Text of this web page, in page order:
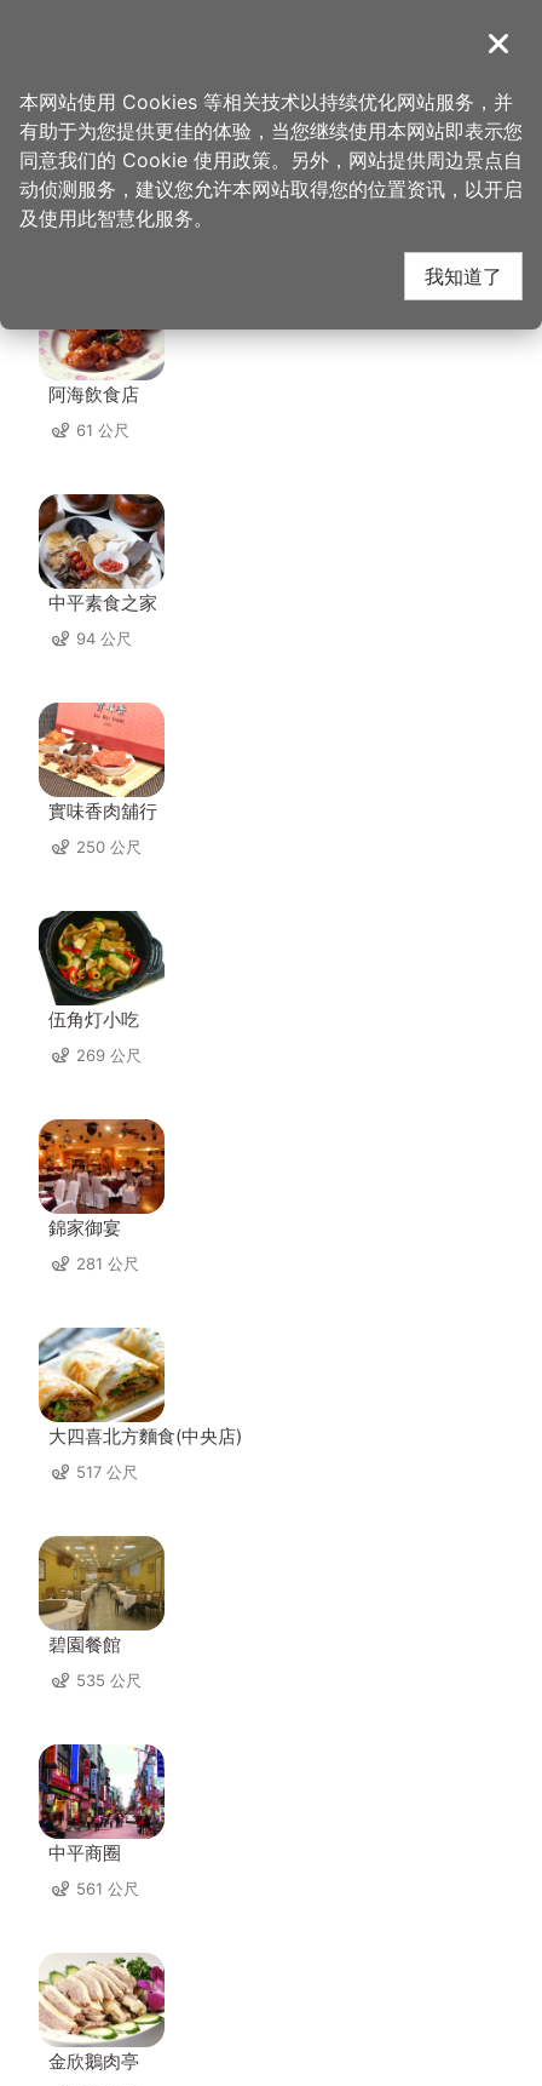
導覽
首页 > 想去的地方 > 住宿 > 名仕旅舘
名仕旅舘 周边店家
阿海飲食店
61 公尺
中平素食之家
94 公尺
實味香肉舖行
250 公尺
伍角灯小吃
269 公尺
錦家御宴
281 公尺
大四喜北方麵食(中央店)
517 公尺
碧園餐館
535 公尺
中平商圈
561 公尺
金欣鵝肉亭
关闭
本网站使用 Cookies 等相关技术以持续优化网站服务，并
有助于为您提供更佳的体验，当您继续使用本网站即表示您
同意我们的 Cookie 使用政策。另外，网站提供周边景点自
动侦测服务，建议您允许本网站取得您的位置资讯，以开启
及使用此智慧化服务。
我知道了